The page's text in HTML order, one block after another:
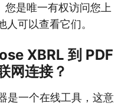
是唯一有权访问您上
可以查看它们。
XBRL 到 PDF
网连接？
是一个在线工具，这意